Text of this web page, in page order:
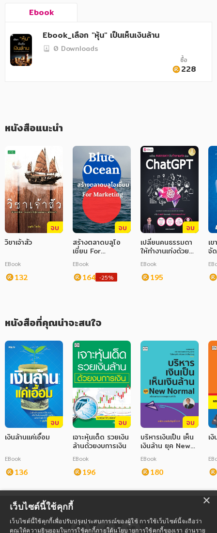
วรรณกรรม
การเกษตร ชีววิทยา
การพัฒนาตนเอง
ความรู้ทั่วไป
การ์ตูนความรู้ การ์ตูน
การ์ตูนมังงะ (Manga)
Ebook
Ebook_เลือก "หุ้น" เป็นเห็นเงินล้าน
0 Downloads
ซื้อ
228
หนังสือแนะนำ
จบ
วิชาเจ้าสัว
EBook
132
จบ
สร้างตลาดบลูโอ
เชี่ยน For
Marketing
EBook
164 -25%
จบ
เปลี่ยนคนธรรมดา
ให้ทำงานเก่งด้วย
ChatGPT
EBook
195
เ
จั
หนังสือที่คุณน่าจะสนใจ
จบ
เงินล้านแค่เอื้อม
EBook
136
จบ
เจาะหุ้นเด็ด รวยเงิน
ล้านด้วยงบการเงิน
EBook
196
จบ
บริหารเงินเป็น เห็น
เงินล้าน ยุค New
Normal
EBook
180
เ
×
เว็บไซต์นี้ใช้คุกกี้
เว็บไซต์นี้ใช้คุกกี้เพื่อปรับปรุงประสบการณ์ของผู้ใช้ การใช้เว็บไซต์นี้จะถือว่า
คุณให้ความยินยอมในการใช้คุกกี้ภายใต้นโยบายการใช้คุกกี้ของเรา อ่านราย